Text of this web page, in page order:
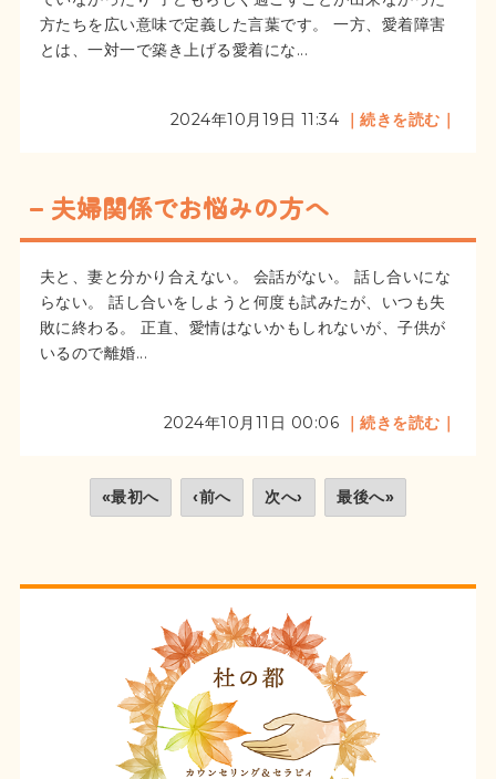
方たちを広い意味で定義した言葉です。 一方、愛着障害
とは、一対一で築き上げる愛着にな...
2024年10月19日 11:34 ｜続きを読む｜
夫婦関係でお悩みの方へ
夫と、妻と分かり合えない。 会話がない。 話し合いにな
らない。 話し合いをしようと何度も試みたが、いつも失
敗に終わる。 正直、愛情はないかもしれないが、子供が
いるので離婚...
2024年10月11日 00:06 ｜続きを読む｜
«最初へ ‹前へ 次へ› 最後へ»